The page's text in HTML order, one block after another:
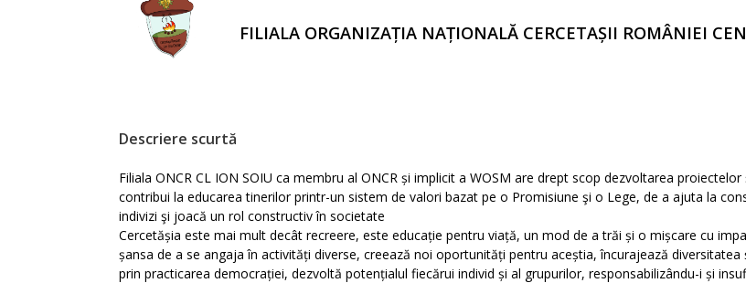
FILIALA ORGANIZAȚIA NAȚIONALĂ CERCETAȘII ROMÂNIEI
Descriere scurtă
Filiala ONCR CL ION SOIU ca membru al ONCR și implicit a WOSM are drept scop dezvoltarea
contribui la educarea tinerilor printr-un sistem de valori bazat pe o Promisiune şi o Lege, de a ajuta la
indivizi şi joacă un rol constructiv în societate
Cercetășia este mai mult decât recreere, este educație pentru viață, un mod de a trăi și o mișcare cu
șansa de a se angaja în activități diverse, creează noi oportunități pentru aceștia, încurajează
prin practicarea democrației, dezvoltă potențialul fiecărui individ și al grupurilor, responsabilizându-i și